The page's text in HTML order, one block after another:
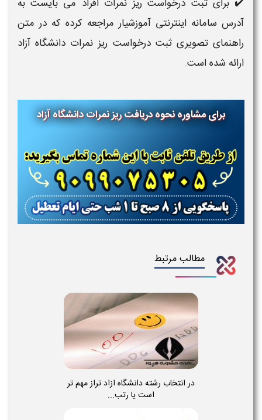
✔️ برای ثبت درخواست ریز نمرات افراد می بایست به
آدرس سامانه اینترنتی آموزشیار مراجعه کرده که در متن
راهنمای تصویری ثبت درخواست ریز نمرات دانشگاه آزاد
ارائه شده است.
برای مشاوره نحوه دریافت ریز نمرات دانشگاه آزاد
مطالب مرتبط
در انتخاب رشته دانشگاه ازاد تراز مهم تر
است یا رتب...